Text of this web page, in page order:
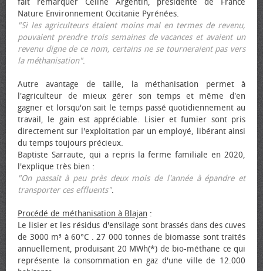
fait remarquer Céline Argentin, présidente de France
Nature Environnement Occitanie Pyrénées.
"Si les agriculteurs étaient moins mal en termes de revenu,
pouvaient prendre trois semaines de vacances et avaient un
revenu digne de ce nom, certains ne se tourneraient pas vers
la méthanisation".
Autre avantage de taille, la méthanisation permet à
l'agriculteur de mieux gérer son temps et même d'en
gagner et lorsqu'on sait le temps passé quotidiennement au
travail, le gain est appréciable. Lisier et fumier sont pris
directement sur l'exploitation par un employé, libérant ainsi
du temps toujours précieux.
Baptiste Sarraute, qui a repris la ferme familiale en 2020,
l'explique très bien :
"On passait à peu près deux mois de l'année à épandre et
transporter ces effluents".
Procédé de méthanisation à Blajan :
Le lisier et les résidus d'ensilage sont brassés dans des cuves
de 3000 m³ à 60°C . 27 000 tonnes de biomasse sont traités
annuellement, produisant 20 MWh(*) de bio-méthane ce qui
représente la consommation en gaz d'une ville de 12.000